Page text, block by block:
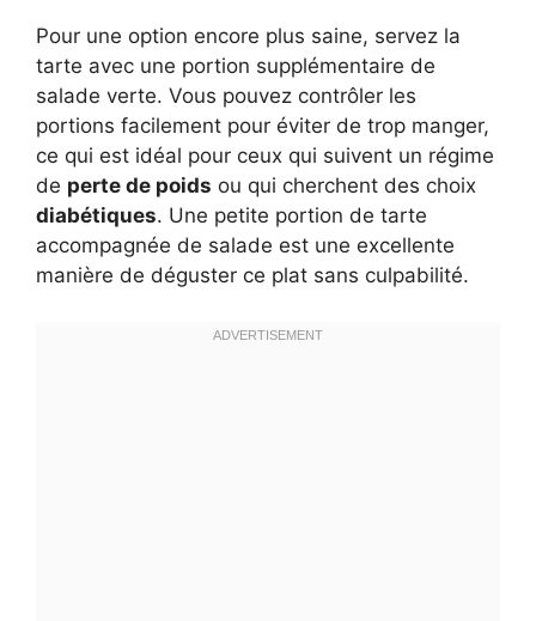
Pour une option encore plus saine, servez la
tarte avec une portion supplémentaire de
salade verte. Vous pouvez contrôler les
portions facilement pour éviter de trop manger,
ce qui est idéal pour ceux qui suivent un régime
de perte de poids ou qui cherchent des choix
diabétiques. Une petite portion de tarte
accompagnée de salade est une excellente
manière de déguster ce plat sans culpabilité.